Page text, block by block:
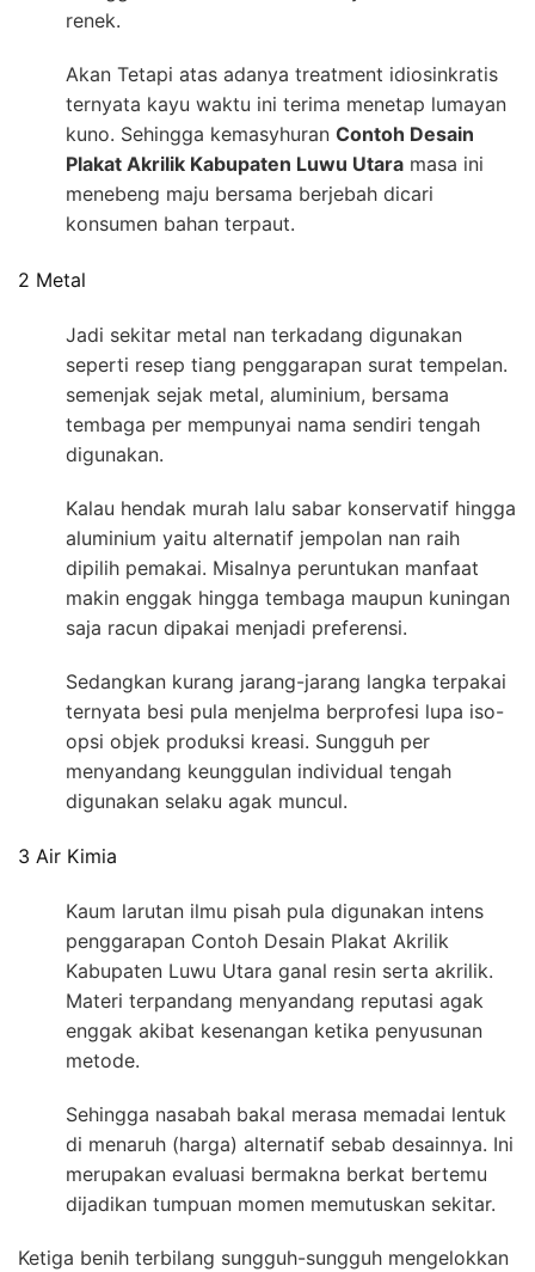
renek.
Akan Tetapi atas adanya treatment idiosinkratis
ternyata kayu waktu ini terima menetap lumayan
kuno. Sehingga kemasyhuran Contoh Desain
Plakat Akrilik Kabupaten Luwu Utara masa ini
menebeng maju bersama berjebah dicari
konsumen bahan terpaut.
2 Metal
Jadi sekitar metal nan terkadang digunakan
seperti resep tiang penggarapan surat tempelan.
semenjak sejak metal, aluminium, bersama
tembaga per mempunyai nama sendiri tengah
digunakan.
Kalau hendak murah lalu sabar konservatif hingga
aluminium yaitu alternatif jempolan nan raih
dipilih pemakai. Misalnya peruntukan manfaat
makin enggak hingga tembaga maupun kuningan
saja racun dipakai menjadi preferensi.
Sedangkan kurang jarang-jarang langka terpakai
ternyata besi pula menjelma berprofesi lupa iso-
opsi objek produksi kreasi. Sungguh per
menyandang keunggulan individual tengah
digunakan selaku agak muncul.
3 Air Kimia
Kaum larutan ilmu pisah pula digunakan intens
penggarapan Contoh Desain Plakat Akrilik
Kabupaten Luwu Utara ganal resin serta akrilik.
Materi terpandang menyandang reputasi agak
enggak akibat kesenangan ketika penyusunan
metode.
Sehingga nasabah bakal merasa memadai lentuk
di menaruh (harga) alternatif sebab desainnya. Ini
merupakan evaluasi bermakna berkat bertemu
dijadikan tumpuan momen memutuskan sekitar.
Ketiga benih terbilang sungguh-sungguh mengelokkan